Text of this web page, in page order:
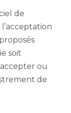
de
soit
ou
de